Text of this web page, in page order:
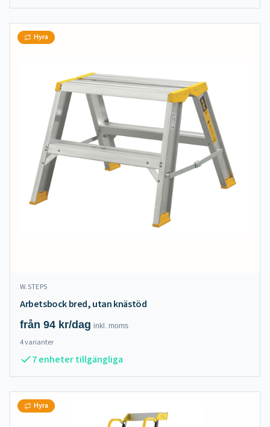
Hyra
W.STEPS
Arbetsbock bred, utan knästöd
från 94 kr/dag inkl. moms
4varianter
7 enheter tillgängliga
Hyra